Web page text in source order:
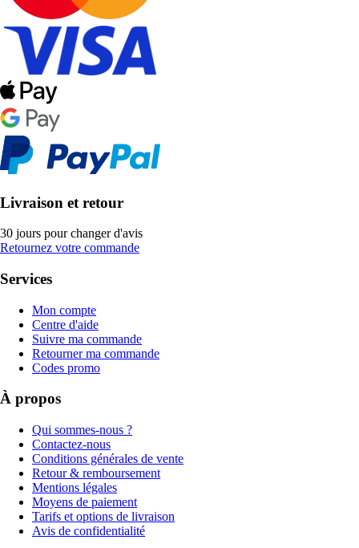
Livraison et retour
30 jours pour changer d'avis
Retournez votre commande
Services
Mon compte
Centre d'aide
Suivre ma commande
Retourner ma commande
Codes promo
À propos
Qui sommes-nous ?
Contactez-nous
Conditions générales de vente
Retour & remboursement
Mentions légales
Moyens de paiement
Tarifs et options de livraison
Avis de confidentialité